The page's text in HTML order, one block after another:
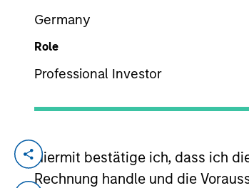
Germany
Role
Professional Investor
Hiermit bestätige ich, dass ich
Rechnung handle und die
YEARS OF INDUSTRY EXPERIENCE
27 Years
Doug is a Managing Director
for buy and sell decisions,